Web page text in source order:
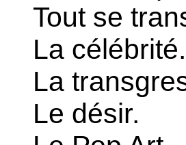
Tout se
La célébrité.
La
Le désir.